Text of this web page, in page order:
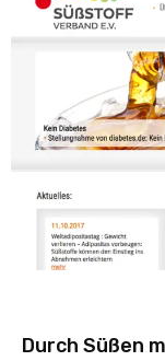
Durch Süßen